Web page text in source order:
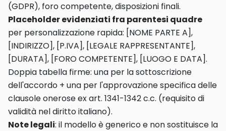
(GDPR), foro competente, disposizioni finali.
Placeholder evidenziati fra parentesi quadre
per personalizzazione rapida: [NOME PARTE A],
[INDIRIZZO], [P.IVA], [LEGALE RAPPRESENTANTE],
[DURATA], [FORO COMPETENTE], [LUOGO E DATA].
Doppia tabella firme: una per la sottoscrizione
dell'accordo + una per l'approvazione specifica delle
clausole onerose ex art. 1341-1342 c.c. (requisito di
validità nel diritto italiano).
Note legali: il modello è generico e non sostituisce la